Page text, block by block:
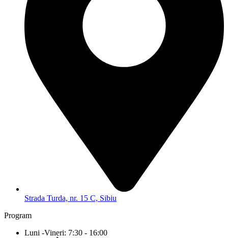
Strada Turda, nr. 15 C, Sibiu
Program
Luni -Vineri: 7:30 - 16:00